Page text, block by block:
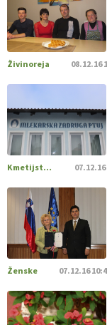
[EKOloško =
in vlaga.
VEČ
#CAP https://t.co/
[EKOloško =
tal
. VEČ
https://t.co/
[EKOloško =
prehransko varnost,
https://t.co/
https://t.co/
[EKOloško =
Živinoreja 08.12.16
Kmetijstvo Podravja in Pomurja
Ženske 07.12.16